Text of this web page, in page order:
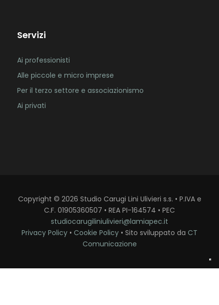
Servizi
Ai professionisti
Alle piccole e micro imprese
Per il terzo settore e associazionismo
Ai privati
Copyright © 2026 Studio Carugi Lini Ulivieri s.s. • P.IVA e
C.F. 01905360507 • REA PI-164574 • PEC
studiocarugiliniulivieri@lamiapec.it
Privacy Policy • Cookie Policy • Sito sviluppato da CT
Comunicazione